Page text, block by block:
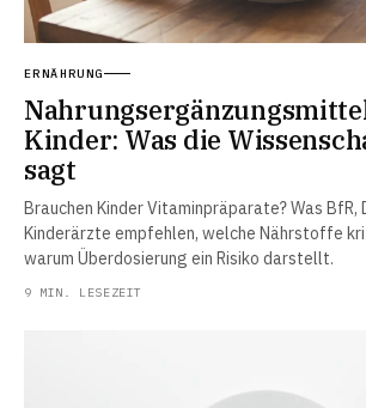
ERNÄHRUNG
Kinder: Was die
sagt
Brauchen Kinder Vitaminpräparate? Was BfR,
Kinderärzte empfehlen, welche Nährstoffe
warum Überdosierung ein Risiko darstellt.
9 MIN. LESEZEIT